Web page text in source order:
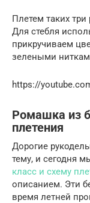
Плетем таких
Для стебля
прикручиваем
зелеными
https://
Ромашка из
плетения
Дорогие
тему, и сегодня
класс и схему
описанием. Эти
время летней